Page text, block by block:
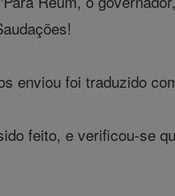
enviou foi traduzido
feito, e verificou-se